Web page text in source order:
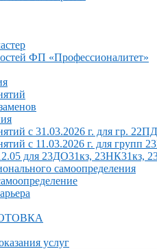
ФП «Профессионалитет»
с 31.03.2026 г. для гр.
с 11.03.2026 г. для
для 23ДО31кз, 23НК31кз,
самоопределения
услуг